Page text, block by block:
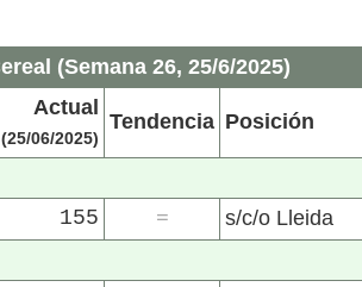
(Semana 26, 25/6/2025)
Actual
(25/06/2025)
Tendencia Posición
155 =
s/c/o Lleida